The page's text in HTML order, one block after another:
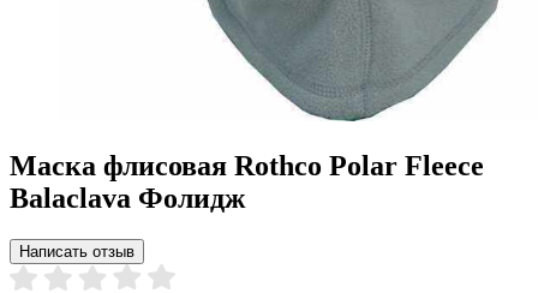
Маска флисовая Rothco Polar Fleece
Balaclava Фолидж
Написать отзыв